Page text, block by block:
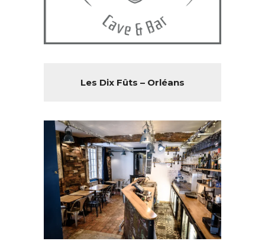
Les Dix Fûts – Orléans